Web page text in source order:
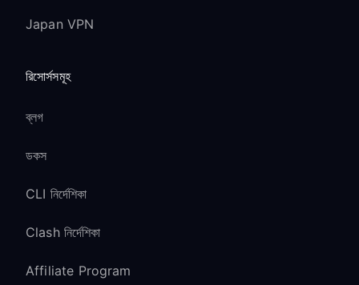
Japan VPN
রিসোর্সসমূহ
ব্লগ
ডকস
CLI নির্দেশিকা
Clash নির্দেশিকা
Affiliate Program